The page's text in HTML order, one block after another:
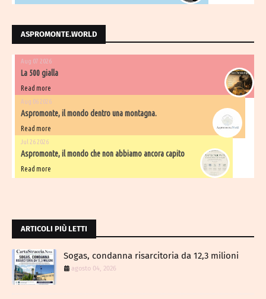
ASPROMONTE.WORLD
Aug 07 2026
La 500 gialla
Read more
Aug 06 2026
Aspromonte, il mondo dentro una montagna.
Read more
Jul 26 2026
Aspromonte, il mondo che non abbiamo ancora capito
Read more
ARTICOLI PIÙ LETTI
Sogas, condanna risarcitoria da 12,3 milioni
agosto 04, 2026